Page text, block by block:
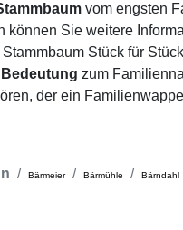
vom engsten
können Sie weitere
Stück für
zum
der ein
Bärmeier Bärmühle Bärndahl